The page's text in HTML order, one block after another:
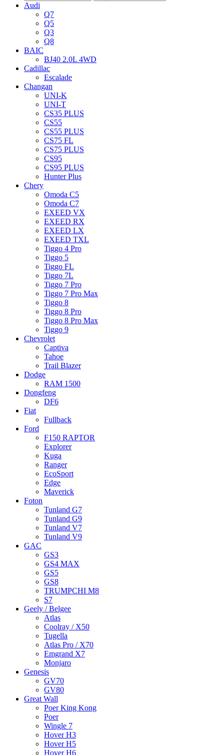
Audi
Q7
Q5
Q3
Q8
BAIC
BJ40 2.0L 4WD
Cadillac
Escalade
Changan
UNI-K
UNI-T
CS35 PLUS
CS55
CS55 PLUS
CS75 FL
CS75 PLUS
CS95
CS95 PLUS
Hunter Plus
Chery
Omoda C5
Omoda C7
EXEED VX
EXEED RX
EXEED LX
EXEED TXL
Tiggo 4 Pro
Tiggo 5
Tiggo FL
Tiggo 7L
Tiggo 7 Pro
Tiggo 7 Pro Max
Tiggo 8
Tiggo 8 Pro
Tiggo 8 Pro Max
Tiggo 9
Chevrolet
Captiva
Tahoe
Trail Blazer
Dodge
RAM 1500
Dongfeng
DF6
Fiat
Fullback
Ford
F150 RAPTOR
Explorer
Kuga
Ranger
EcoSport
Edge
Maverick
Foton
Tunland G7
Tunland G9
Tunland V7
Tunland V9
GAC
GS3
GS4 MAX
GS5
GS8
TRUMPCHI M8
S7
Geely / Belgee
Atlas
Coolray / X50
Tugella
Atlas Pro / X70
Emgrand X7
Monjaro
Genesis
GV70
GV80
Great Wall
Poer King Kong
Poer
Wingle 7
Hover H3
Hover H5
Hover H6